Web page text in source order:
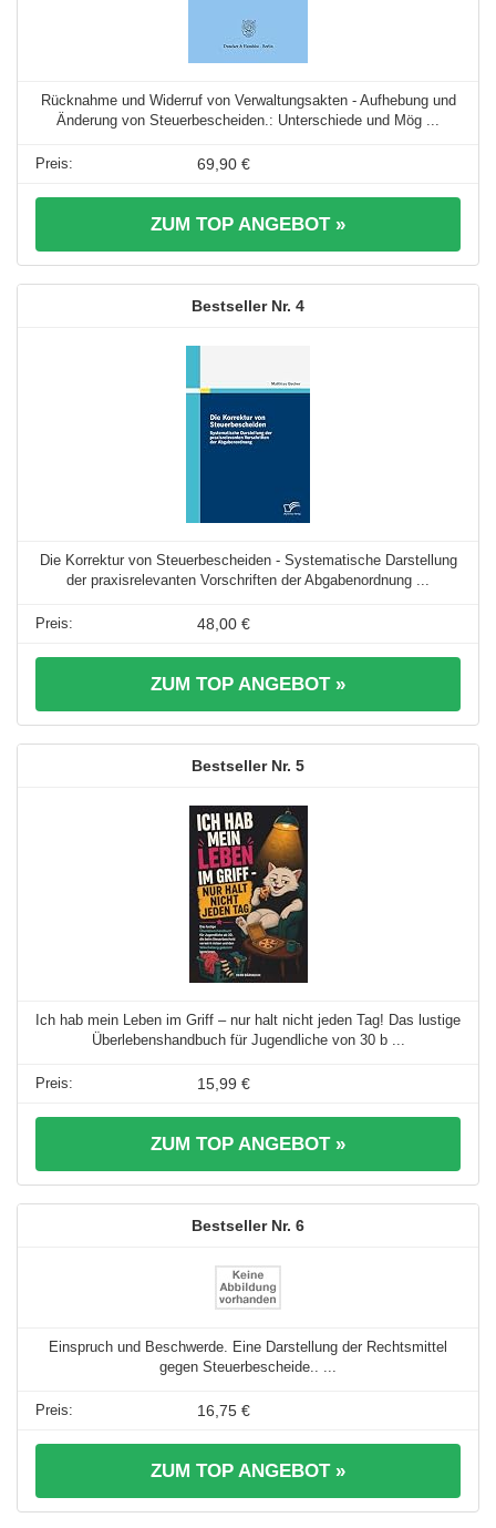
Rücknahme und Widerruf von Verwaltungsakten - Aufhebung und
Änderung von Steuerbescheiden.: Unterschiede und Mög ...
69,90 €
ZUM TOP ANGEBOT »
4
Die Korrektur von Steuerbescheiden - Systematische Darstellung
der praxisrelevanten Vorschriften der Abgabenordnung ...
48,00 €
ZUM TOP ANGEBOT »
5
Ich hab mein Leben im Griff – nur halt nicht jeden Tag! Das lustige
Überlebenshandbuch für Jugendliche von 30 b ...
15,99 €
ZUM TOP ANGEBOT »
6
Einspruch und Beschwerde. Eine Darstellung der Rechtsmittel
gegen Steuerbescheide.. ...
16,75 €
ZUM TOP ANGEBOT »